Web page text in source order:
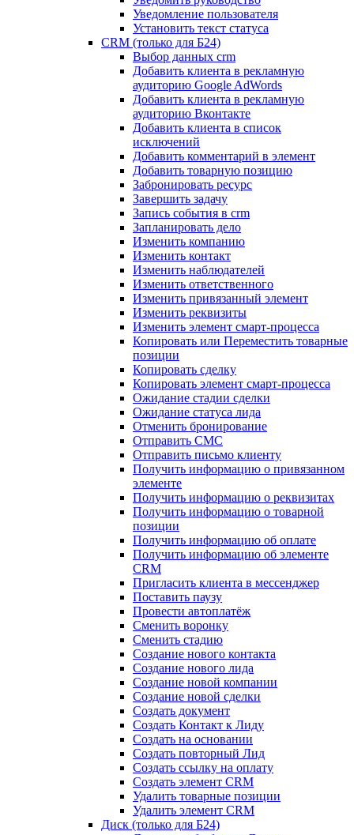
Уведомление пользователя
Установить текст статуса
CRM (только для Б24)
Выбор данных crm
Добавить клиента в рекламную
аудиторию Google AdWords
Добавить клиента в рекламную
аудиторию Вконтакте
Добавить клиента в список
исключений
Добавить комментарий в элемент
Добавить товарную позицию
Забронировать ресурс
Завершить задачу
Запись события в crm
Запланировать дело
Изменить компанию
Изменить контакт
Изменить наблюдателей
Изменить ответственного
Изменить привязанный элемент
Изменить реквизиты
Изменить элемент смарт-процесса
Копировать или Переместить товарные
позиции
Копировать сделку
Копировать элемент смарт-процесса
Ожидание стадии сделки
Ожидание статуса лида
Отменить бронирование
Отправить СМС
Отправить письмо клиенту
Получить информацию о привязанном
элементе
Получить информацию о реквизитах
Получить информацию о товарной
позиции
Получить информацию об оплате
Получить информацию об элементе
CRM
Пригласить клиента в мессенджер
Поставить паузу
Провести автоплатёж
Сменить воронку
Сменить стадию
Создание нового контакта
Создание нового лида
Создание новой компании
Создание новой сделки
Создать документ
Создать Контакт к Лиду
Создать на основании
Создать повторный Лид
Создать ссылку на оплату
Создать элемент CRM
Удалить товарные позиции
Удалить элемент CRM
Диск (только для Б24)